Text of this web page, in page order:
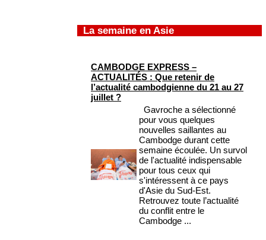
La semaine en Asie
CAMBODGE EXPRESS –
ACTUALITÉS : Que retenir de
l’actualité cambodgienne du 21 au 27
juillet ?
Gavroche a sélectionné
pour vous quelques
nouvelles saillantes au
Cambodge durant cette
semaine écoulée. Un survol
de l'actualité indispensable
pour tous ceux qui
s'intéressent à ce pays
d'Asie du Sud-Est.
Retrouvez toute l’actualité
du conflit entre le
Cambodge ...